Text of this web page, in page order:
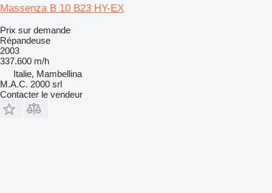
Massenza B 10 B23 HY-EX
Prix sur demande
Répandeuse
2003
337.600 m/h
Italie, Mambellina
M.A.C. 2000 srl
Contacter le vendeur